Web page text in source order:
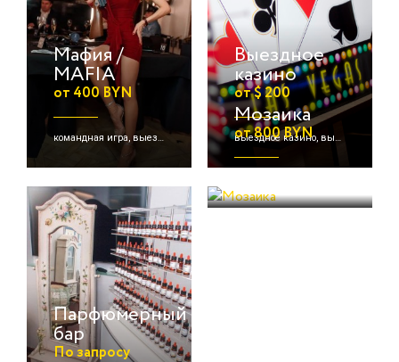
Мафия /
MAFIA
от 400 BYN
командная игра, выездная игра, игра мафия и др.
Выездное
казино
от $ 200
выездное казино, выездная игра
Парфюмерный
бар
По запросу
Мозаика
от 800 BYN